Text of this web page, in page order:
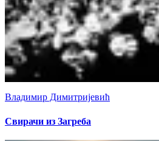
Владимир Димитријевић
Свирачи из Загреба